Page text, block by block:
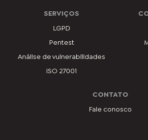
SERVIÇOS
LGPD
Pentest
Análise de vulnerabilidades
ISO 27001
CONTATO
Fale conosco